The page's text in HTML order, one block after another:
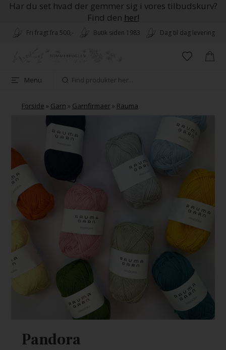
Har du set hvad der gemmer sig i vores tilbudskurv?
Find den her!
Fri fragt fra 500,- Butik siden 1983 Dag til dag levering
Menu
Forside » Garn » Garnfirmaer» Rauma
Pandora